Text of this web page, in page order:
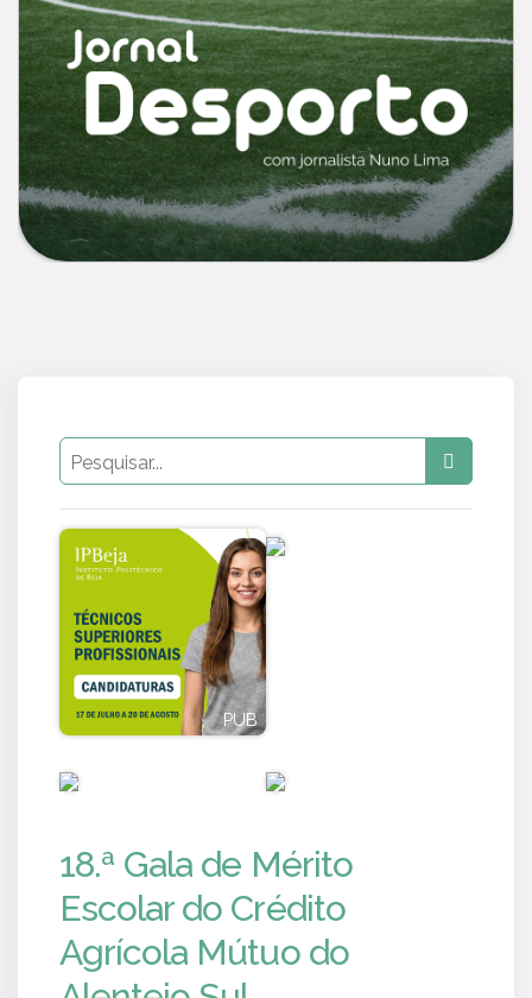
PUB
18.ª Gala de Mérito
Escolar do Crédito
Agrícola Mútuo do